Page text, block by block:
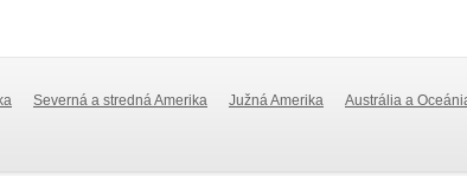
Severná a stredná Amerika Južná Amerika
Austrália a